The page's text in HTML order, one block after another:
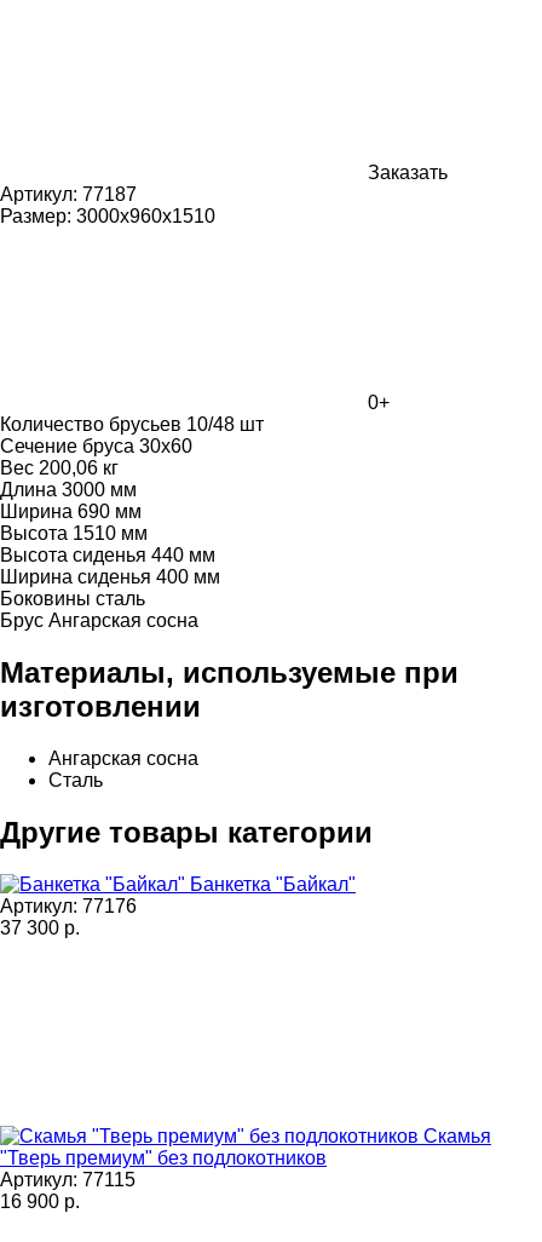
Заказать
Артикул: 77187
Размер: 3000х960х1510
0+
Количество брусьев 10/48 шт
Сечение бруса 30х60
Вес 200,06 кг
Длина 3000 мм
Ширина 690 мм
Высота 1510 мм
Высота сиденья 440 мм
Ширина сиденья 400 мм
Боковины сталь
Брус Ангарская сосна
Материалы, используемые при
изготовлении
Ангарская сосна
Сталь
Другие товары категории
Банкетка "Байкал"
Артикул: 77176
37 300 р.
Скамья
"Тверь премиум" без подлокотников
Артикул: 77115
16 900 р.